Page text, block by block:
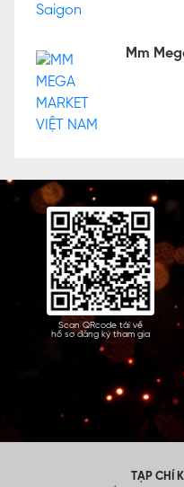
Mm
Scan QRcode tải về
hồ sơ đăng ký tham gia
TẠP CHÍ